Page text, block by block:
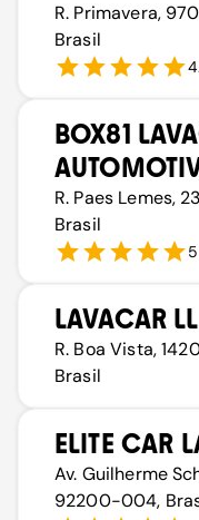
R. Primavera,
Brasil
BOX81
R. Paes Lemes,
Brasil
5
LAVACAR LL
R. Boa Vista,
Brasil
ELITE CAR
Av. Guilherme
92200-004,